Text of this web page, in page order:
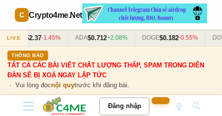
Crypto4me.Net
LIVE
XRP$2.37-1.45% ADA$0.712+2.08% DOGE$0.182-0.55% DOT
THÔNG BÁO
TẤT CẢ CÁC BÀI VIẾT CHẤT LƯỢNG THẤP, SPAM TRONG DIỄN
ĐÀN SẼ BỊ XOÁ NGAY LẬP TỨC
· Vui lòng đọcnội quytrước khi đăng bài.
Đăng nhập